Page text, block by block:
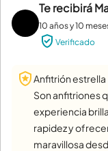
Te recibirá
10 años y 10
Verificado
Anfitrión estrella
Son anfitriones
experiencia
rapidez y
maravillosa